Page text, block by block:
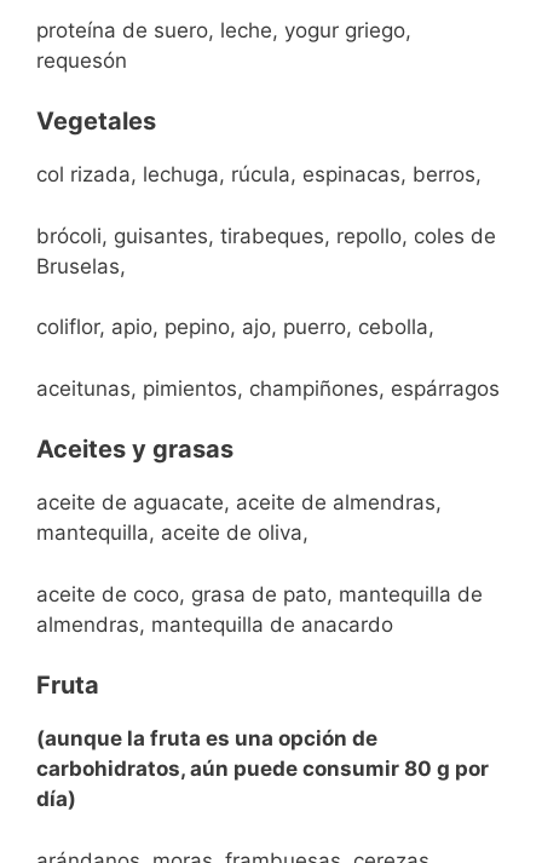
proteína de suero, leche, yogur griego,
requesón
Vegetales
col rizada, lechuga, rúcula, espinacas, berros,
brócoli, guisantes, tirabeques, repollo, coles de
Bruselas,
coliflor, apio, pepino, ajo, puerro, cebolla,
aceitunas, pimientos, champiñones, espárragos
Aceites y grasas
aceite de aguacate, aceite de almendras,
mantequilla, aceite de oliva,
aceite de coco, grasa de pato, mantequilla de
almendras, mantequilla de anacardo
Fruta
(aunque la fruta es una opción de
carbohidratos, aún puede consumir 80 g por
día)